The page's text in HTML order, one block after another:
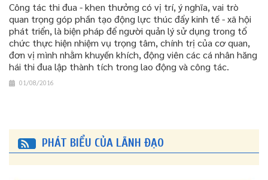
Công tác thi đua - khen thưởng có vị trí, ý nghĩa, vai trò
quan trọng góp phần tạo động lực thúc đẩy kinh tế - xã hội
phát triển, là biện pháp để người quản lý sử dụng trong tổ
chức thực hiện nhiệm vụ trọng tâm, chính trị của cơ quan,
đơn vị mình nhằm khuyến khích, động viên các cá nhân hăng
hái thi đua lập thành tích trong lao động và công tác.
01/08/2016
PHÁT BIỂU CỦA LÃNH ĐẠO